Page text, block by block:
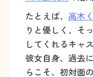
たとえば、 高木
りと優しく、そ
してくれるキャ
彼女自身、過去
らこそ、初対面